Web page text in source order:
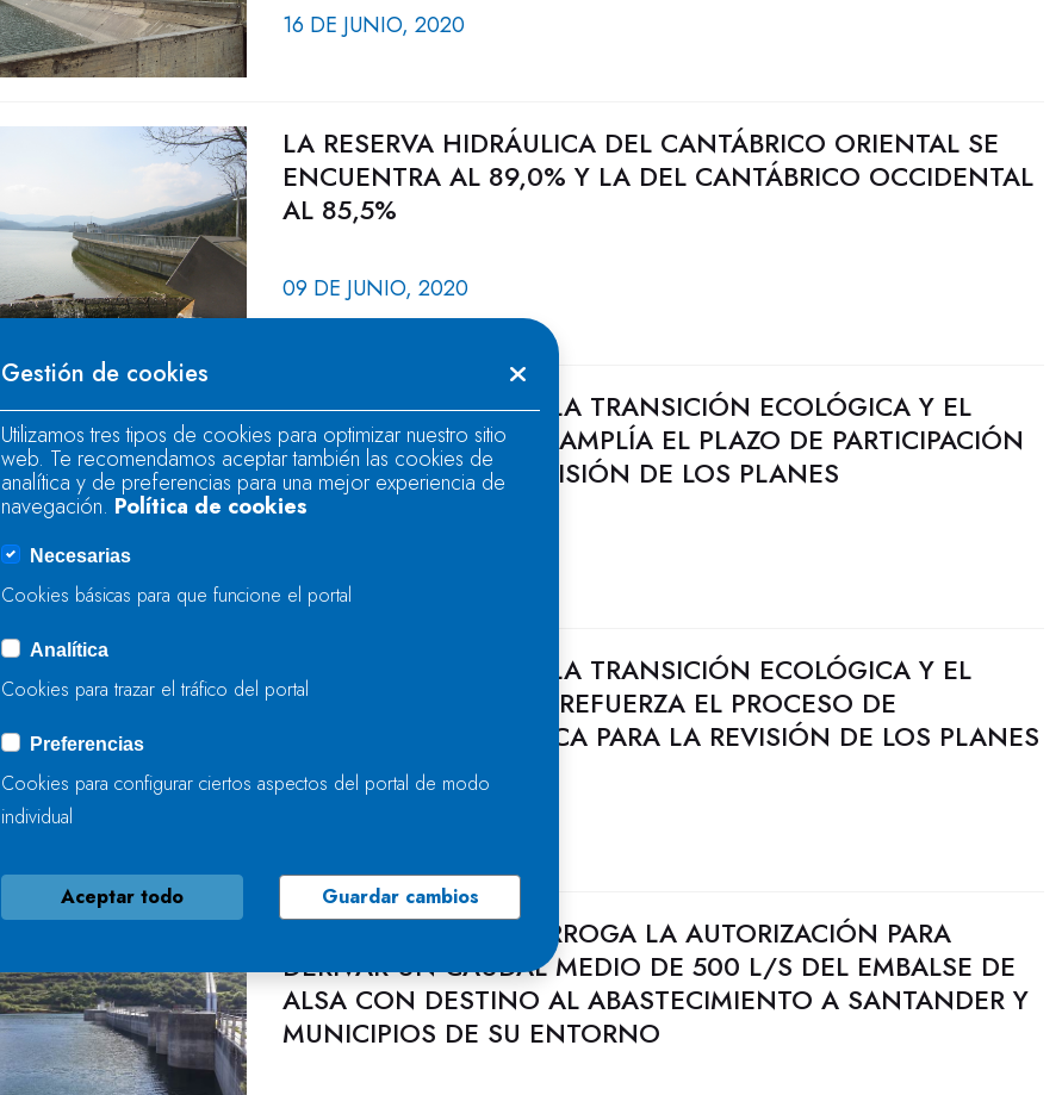
16 DE JUNIO, 2020
LA RESERVA HIDRÁULICA DEL CANTÁBRICO ORIENTAL SE
ENCUENTRA AL 89,0% Y LA DEL CANTÁBRICO OCCIDENTAL
AL 85,5%
09 DE JUNIO, 2020
EL MINISTERIO PARA LA TRANSICIÓN ECOLÓGICA Y EL
RETO DEMOGRÁFICO AMPLÍA EL PLAZO DE PARTICIPACIÓN
PÚBLICA PARA LA REVISIÓN DE LOS PLANES
HIDROLÓGICOS
04 DE JUNIO, 2020
EL MINISTERIO PARA LA TRANSICIÓN ECOLÓGICA Y EL
RETO DEMOGRÁFICO REFUERZA EL PROCESO DE
PARTICIPACIÓN PÚBLICA PARA LA REVISIÓN DE LOS PLANES
HIDROLÓGICOS
CHCANTÁBRICO PRORROGA LA AUTORIZACIÓN PARA
DERIVAR UN CAUDAL MEDIO DE 500 L/S DEL EMBALSE DE
ALSA CON DESTINO AL ABASTECIMIENTO A SANTANDER Y
MUNICIPIOS DE SU ENTORNO
Gestión de cookies
Utilizamos tres tipos de cookies para optimizar nuestro sitio
web. Te recomendamos aceptar también las cookies de
analítica y de preferencias para una mejor experiencia de
navegación. Política de cookies
Necesarias
Cookies básicas para que funcione el portal
Analítica
Cookies para trazar el tráfico del portal
Preferencias
Cookies para configurar ciertos aspectos del portal de modo
individual
Aceptar todo Guardar cambios